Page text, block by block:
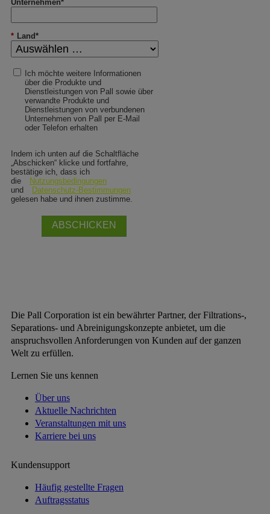
Unternehmen*
* Land*
Ich möchte weitere Informationen
über die Produkte und
Dienstleistungen von Pall sowie über
verwandte Produkte und
Dienstleistungen von verbundenen
Unternehmen von Pall per E-Mail
oder Telefon erhalten
Indem ich unten auf die Schaltfläche
„Abschicken“ klicke und fortfahre,
bestätige ich, dass ich
die
Nutzungsbedingungen
und
Datenschutz-Bestimmungen
gelesen habe und ihnen zustimme.
ABSCHICKEN
Die Pall Corporation ist ein bewährter Partner, der Filtrations-,
Separations- und Abreinigungskonzepte anbietet, um die
anspruchsvollen Anforderungen von Kunden auf der ganzen
Welt zu erfüllen.
Lernen Sie uns kennen
Über uns
Aktuelle Nachrichten
Veranstaltungen mit uns
Karriere bei uns
Kundensupport
Häufig gestellte Fragen
Auftragsstatus